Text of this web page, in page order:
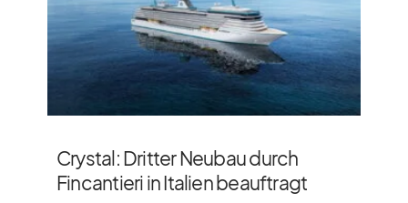
Crystal: Dritter Neubau durch
Fincantieri in Italien beauftragt